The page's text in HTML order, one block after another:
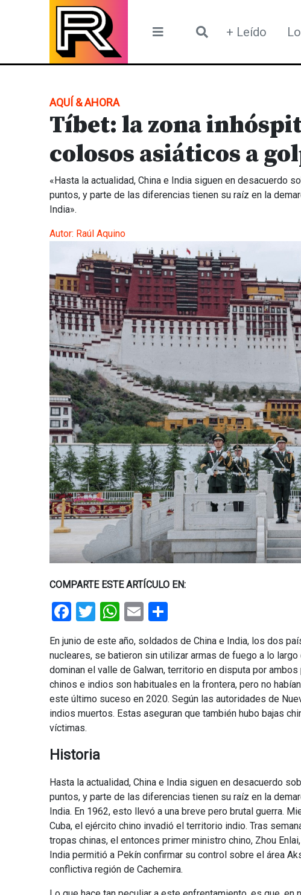
+ Leído
AQUÍ & AHORA
Tíbet: la zona
colosos asiáticos a
«Hasta la actualidad, China e India siguen en desacuerdo
puntos, y parte de las diferencias tienen su raíz en la
India».
Autor: Raúl Aquino
COMPARTE ESTE ARTÍCULO EN:
Facebook
Twitter
WhatsApp
Email
En junio de este año, soldados de China e India, los dos
nucleares, se batieron sin utilizar armas de fuego a lo
dominan el valle de Galwan, territorio en disputa por
chinos e indios son habituales en la frontera, pero no
este último suceso en 2020. Según las autoridades de
indios muertos. Estas aseguran que también hubo bajas
víctimas.
Historia
Hasta la actualidad, China e India siguen en desacuerdo
puntos, y parte de las diferencias tienen su raíz en la
India. En 1962, esto llevó a una breve pero brutal guerra.
Cuba, el ejército chino invadió el territorio indio. Tras
tropas chinas, el entonces primer ministro chino, Zhou
India permitió a Pekín confirmar su control sobre el área
conflictiva región de Cachemira.